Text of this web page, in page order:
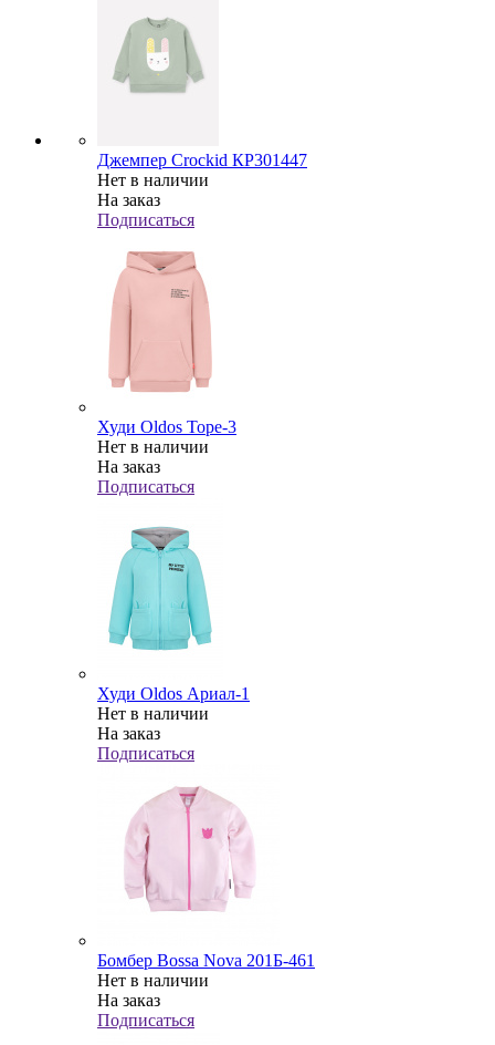
Джемпер Crockid КР301447
Нет в наличии
На заказ
Подписаться
Худи Oldos Торе-3
Нет в наличии
На заказ
Подписаться
Худи Oldos Ариал-1
Нет в наличии
На заказ
Подписаться
Бомбер Bossa Nova 201Б-461
Нет в наличии
На заказ
Подписаться